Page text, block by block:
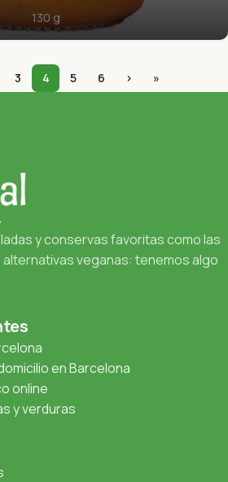
130 g
3 4 5 6 › »
y conservas favoritas como las
veganas: tenemos algo
en Barcelona
online
y verduras